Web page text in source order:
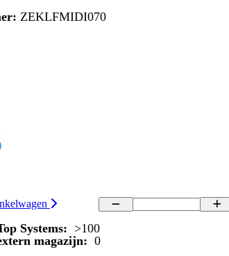
ZEKLFMIDI070
Systems: >100
magazijn: 0